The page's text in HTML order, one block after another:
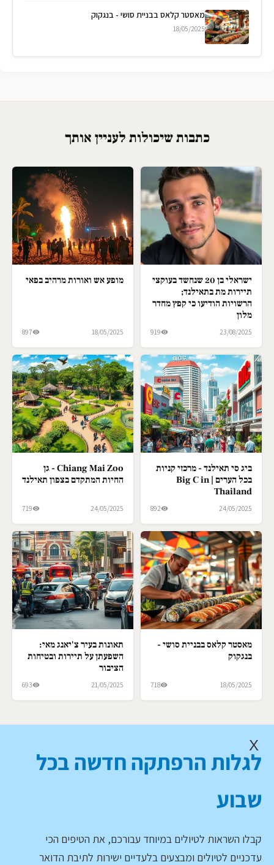
מאסטר קלאס בבניית סושי - בנגקוק
18/05/2025
כתבות שיכולות לעניין אותך
ישראלי בן 20 שנחשד בעוקצי
תיירות מת בתאילנד;
הרשויות הודיעו כי קפץ מחדר
מלון
23/08/2025
919
מופע אש ואורות מרהיב בפאי
18/05/2025
897
ביג סי תאילנד - מרכזי קניות
בכל הערים | Big C in
Thailand
24/05/2025
892
Chiang Mai Zoo - גן
החיות המתקדם בצפון תאילנד
24/05/2025
719
מאסטר קלאס בבניית סושי -
בנגקוק
18/05/2025
718
תאונות בעיר צ'יאנג מאי:
השפעתן על תיירות ובטיחות
הציבור
21/05/2025
693
X
לגלות הרפתקה חדשה בכל
שבוע
קבלו השראות לטיולים במיוחד עבורכם, את הטיפים הכי
עדכניים לטיולים ומבצעים בלעדיים ישירות לתיבת הדואר